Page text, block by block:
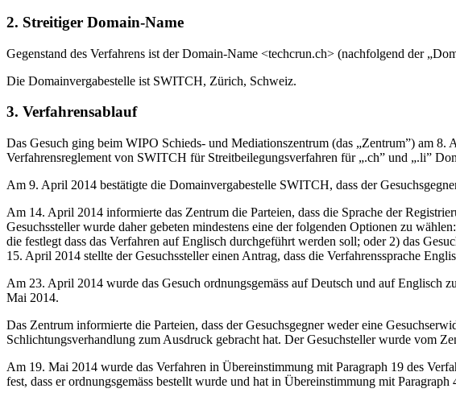
2. Streitiger Domain-Name
Gegenstand des Verfahrens ist der Domain-Name <techcrun.ch> (nachfolgend der
Die Domainvergabestelle ist SWITCH, Zürich, Schweiz.
3. Verfahrensablauf
Das Gesuch ging beim WIPO Schieds- und Mediationszentrum (das „Zentrum”) am
Verfahrensreglement von SWITCH für Streitbeilegungsverfahren für „.ch” und „.li”
Am 9. April 2014 bestätigte die Domainvergabestelle SWITCH, dass der
Am 14. April 2014 informierte das Zentrum die Parteien, dass die Sprache der
Gesuchssteller wurde daher gebeten mindestens eine der folgenden Optionen zu
die festlegt dass das Verfahren auf Englisch durchgeführt werden soll; oder 2) das
15. April 2014 stellte der Gesuchssteller einen Antrag, dass die Verfahrenssprache
Am 23. April 2014 wurde das Gesuch ordnungsgemäss auf Deutsch und auf Englisch
Mai 2014.
Das Zentrum informierte die Parteien, dass der Gesuchsgegner weder eine
Schlichtungsverhandlung zum Ausdruck gebracht hat. Der Gesuchsteller wurde vom
Am 19. Mai 2014 wurde das Verfahren in Übereinstimmung mit Paragraph 19 des
fest, dass er ordnungsgemäss bestellt wurde und hat in Übereinstimmung mit